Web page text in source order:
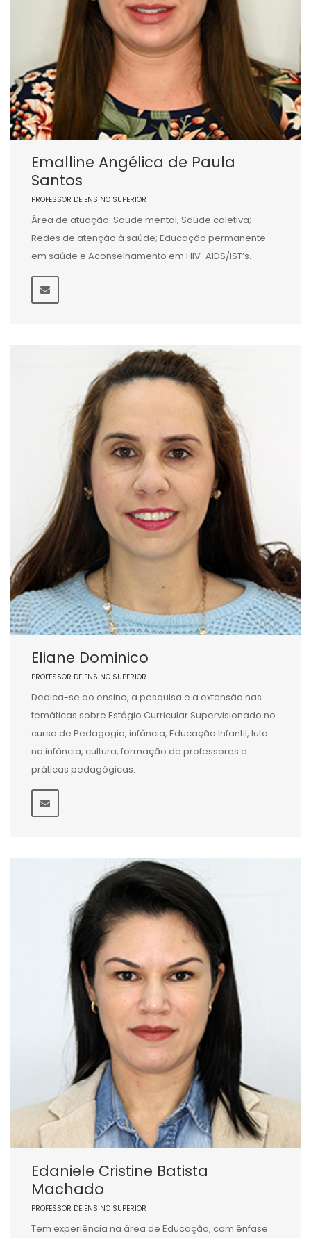
Emalline Angélica de Paula
Santos
PROFESSOR DE ENSINO SUPERIOR
Área de atuação: Saúde mental; Saúde coletiva;
Redes de atenção à saúde; Educação permanente
em saúde e Aconselhamento em HIV-AIDS/IST’s.
Eliane Dominico
PROFESSOR DE ENSINO SUPERIOR
Dedica-se ao ensino, a pesquisa e a extensão nas
temáticas sobre Estágio Curricular Supervisionado no
curso de Pedagogia, infância, Educação Infantil, luto
na infância, cultura, formação de professores e
práticas pedagógicas.
Edaniele Cristine Batista
Machado
PROFESSOR DE ENSINO SUPERIOR
Tem experiência na área de Educação, com ênfase